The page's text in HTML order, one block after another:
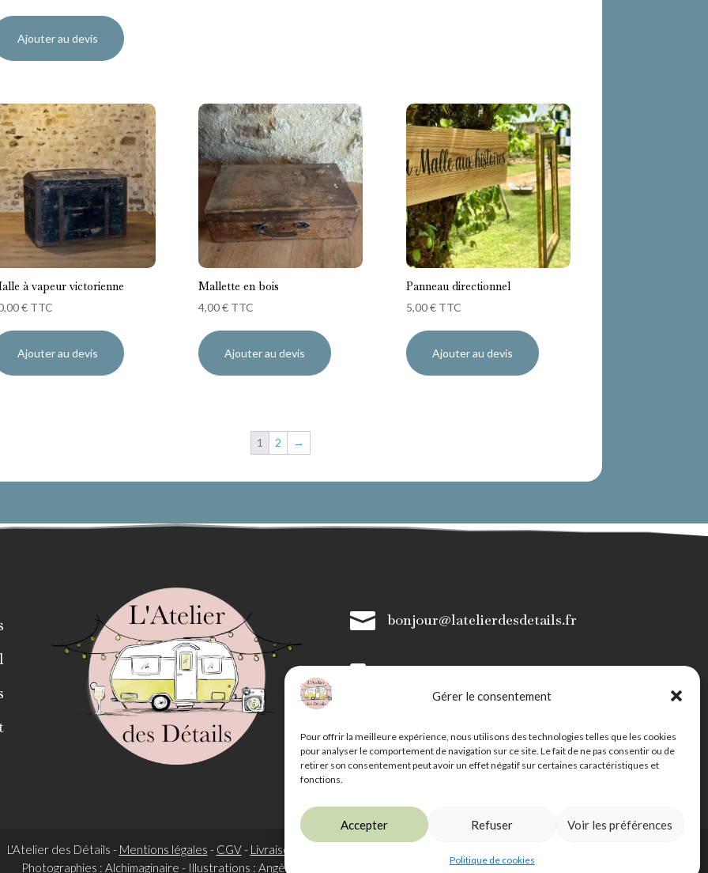
Gérer le consentement
Pour offrir la meilleure expérience, nous utilisons des technologies telles que les cookies
pour analyser le comportement de navigation sur ce site. Le fait de ne pas consentir ou de
retirer son consentement peut avoir un effet négatif sur certaines caractéristiques et
fonctions.
Accepter Refuser Voir les préférences
Politique de cookies
Ajouter au devis
à vapeur victorienne
€ TTC
Ajouter au devis
Mallette en bois
4,00€ TTC
Ajouter au devis
Panneau directionnel
5,00€ TTC
Ajouter au devis
1 2 →
 bonjour@latelierdesdetails.fr
L'Atelier des Détails - Mentions légales - CGV- Livraison et retrait
Photographies : Alchimaginaire - Illustrations : Angèle Velghe